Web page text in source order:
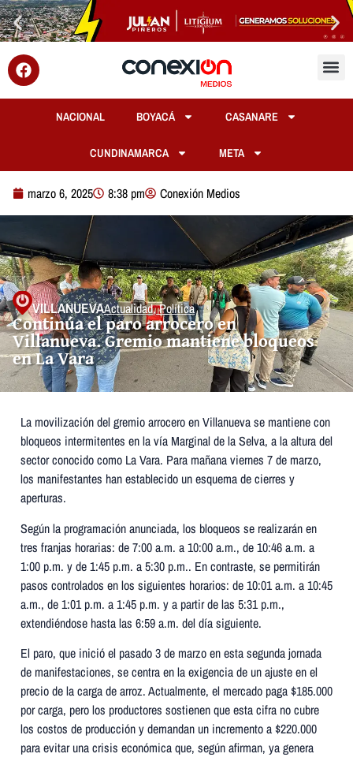
NACIONAL BOYACÁ CASANARE
CUNDINAMARCA META
marzo 6, 2025 8:38 pm Conexión Medios
VILLANUEVAActualidad,Política
Continúa el paro arrocero en
Villanueva. Gremio mantiene bloqueos
en La Vara
La movilización del gremio arrocero en Villanueva se mantiene con
bloqueos intermitentes en la vía Marginal de la Selva, a la altura del
sector conocido como La Vara. Para mañana viernes 7 de marzo,
los manifestantes han establecido un esquema de cierres y
aperturas.
Según la programación anunciada, los bloqueos se realizarán en
tres franjas horarias: de 7:00 a.m. a 10:00 a.m., de 10:46 a.m. a
1:00 p.m. y de 1:45 p.m. a 5:30 p.m.. En contraste, se permitirán
pasos controlados en los siguientes horarios: de 10:01 a.m. a 10:45
a.m., de 1:01 p.m. a 1:45 p.m. y a partir de las 5:31 p.m.,
extendiéndose hasta las 6:59 a.m. del día siguiente.
El paro, que inició el pasado 3 de marzo en esta segunda jornada
de manifestaciones, se centra en la exigencia de un ajuste en el
precio de la carga de arroz. Actualmente, el mercado paga $185.000
por carga, pero los productores sostienen que esta cifra no cubre
los costos de producción y demandan un incremento a $220.000
para evitar una crisis económica que, según afirman, ya genera